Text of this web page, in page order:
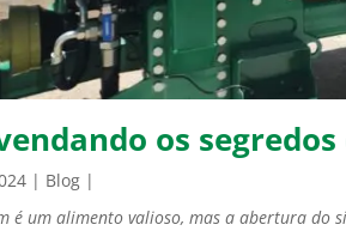
os
| Blog |
é um alimento valioso, mas a abertura